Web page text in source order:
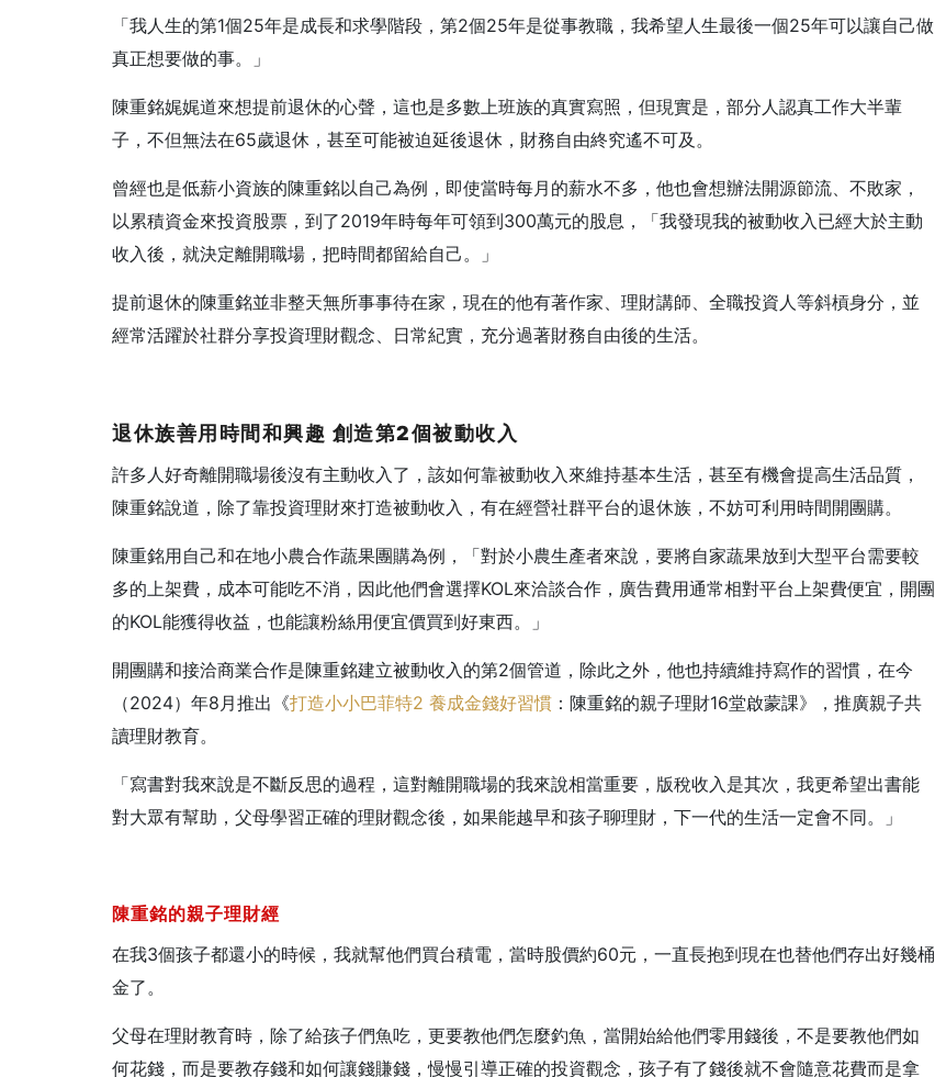
「我人生的第1個25年是成長和求學階段，第2個25年是從事教職，我希望人生最後一個25年可以讓自己做
真正想要做的事。」
陳重銘娓娓道來想提前退休的心聲，這也是多數上班族的真實寫照，但現實是，部分人認真工作大半輩
子，不但無法在65歲退休，甚至可能被迫延後退休，財務自由終究遙不可及。
曾經也是低薪小資族的陳重銘以自己為例，即使當時每月的薪水不多，他也會想辦法開源節流、不敗家，
以累積資金來投資股票，到了2019年時每年可領到300萬元的股息，「我發現我的被動收入已經大於主動
收入後，就決定離開職場，把時間都留給自己。」
提前退休的陳重銘並非整天無所事事待在家，現在的他有著作家、理財講師、全職投資人等斜槓身分，並
經常活躍於社群分享投資理財觀念、日常紀實，充分過著財務自由後的生活。
退休族善用時間和興趣 創造第2個被動收入
許多人好奇離開職場後沒有主動收入了，該如何靠被動收入來維持基本生活，甚至有機會提高生活品質，
陳重銘說道，除了靠投資理財來打造被動收入，有在經營社群平台的退休族，不妨可利用時間開團購。
陳重銘用自己和在地小農合作蔬果團購為例，「對於小農生產者來說，要將自家蔬果放到大型平台需要較
多的上架費，成本可能吃不消，因此他們會選擇KOL來洽談合作，廣告費用通常相對平台上架費便宜，開團
的KOL能獲得收益，也能讓粉絲用便宜價買到好東西。」
開團購和接洽商業合作是陳重銘建立被動收入的第2個管道，除此之外，他也持續維持寫作的習慣，在今
（2024）年8月推出《打造小小巴菲特2 養成金錢好習慣 ：陳重銘的親子理財16堂啟蒙課》，推廣親子共
讀理財教育。
「寫書對我來說是不斷反思的過程，這對離開職場的我來說相當重要，版稅收入是其次，我更希望出書能
對大眾有幫助，父母學習正確的理財觀念後，如果能越早和孩子聊理財，下一代的生活一定會不同。」
陳重銘的親子理財經
在我3個孩子都還小的時候，我就幫他們買台積電，當時股價約60元，一直長抱到現在也替他們存出好幾桶
金了。
父母在理財教育時，除了給孩子們魚吃，更要教他們怎麼釣魚，當開始給他們零用錢後，不是要教他們如
何花錢，而是要教存錢和如何讓錢賺錢，慢慢引導正確的投資觀念，孩子有了錢後就不會隨意花費而是拿